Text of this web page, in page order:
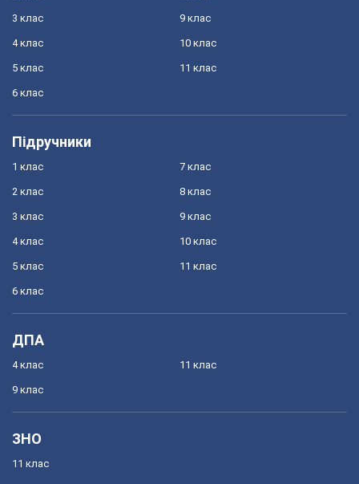
3 клас
4 клас
5 клас
6 клас
9 клас
10 клас
11 клас
Підручники
1 клас
2 клас
3 клас
4 клас
5 клас
6 клас
7 клас
8 клас
9 клас
10 клас
11 клас
ДПА
4 клас
9 клас
11 клас
ЗНО
11 клас